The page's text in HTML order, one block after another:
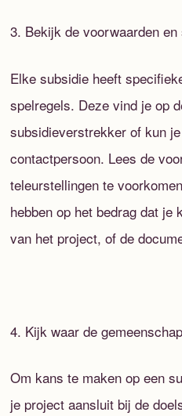
3. Bekijk de voorwaarden en
Elke subsidie heeft
spelregels. Deze vind je op
subsidieverstrekker of kun
contactpersoon. Lees de
teleurstellingen te
hebben op het bedrag dat je
van het project, of de
4. Kijk waar de
Om kans te maken op een
je project aansluit bij de